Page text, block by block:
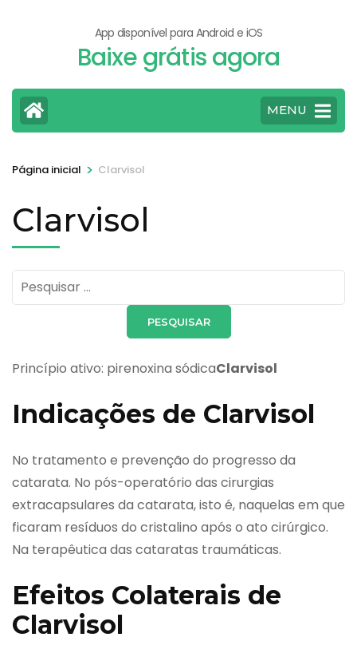
App disponível para Android e iOS
Baixe grátis agora
MENU
Página inicial > Clarvisol
Clarvisol
Pesquisar
por:
Princípio ativo: pirenoxina sódicaClarvisol
Indicações de Clarvisol
No tratamento e prevenção do progresso da
catarata. No pós-operatório das cirurgias
extracapsulares da catarata, isto é, naquelas em que
ficaram resíduos do cristalino após o ato cirúrgico.
Na terapêutica das cataratas traumáticas.
Efeitos Colaterais de
Clarvisol